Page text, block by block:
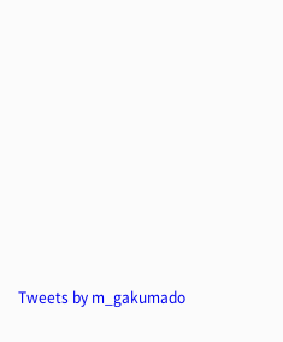
Tweets by m_gakumado